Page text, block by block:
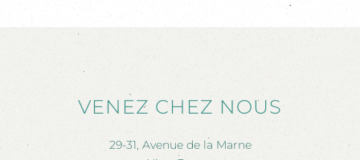
VENEZ CHEZ NOUS
29-31, Avenue de la Marne